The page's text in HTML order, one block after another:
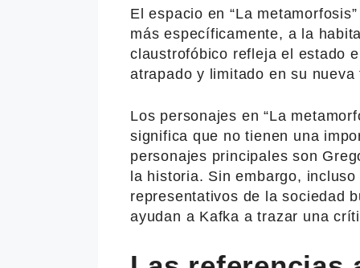
El espacio en “La
más específicamente, a la
claustrofóbico refleja el estado
atrapado y limitado en su
Los personajes en “La
significa que no tienen una
personajes principales son
la historia. Sin embargo,
representativos de la sociedad
ayudan a Kafka a trazar una